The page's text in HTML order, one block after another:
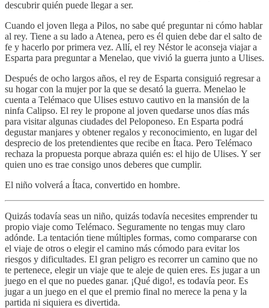
descubrir quién puede llegar a ser.
Cuando el joven llega a Pilos, no sabe qué preguntar ni cómo hablar
al rey. Tiene a su lado a Atenea, pero es él quien debe dar el salto de
fe y hacerlo por primera vez. Allí, el rey Néstor le aconseja viajar a
Esparta para preguntar a Menelao, que vivió la guerra junto a Ulises.
Después de ocho largos años, el rey de Esparta consiguió regresar a
su hogar con la mujer por la que se desató la guerra. Menelao le
cuenta a Telémaco que Ulises estuvo cautivo en la mansión de la
ninfa Calipso. El rey le propone al joven quedarse unos días más
para visitar algunas ciudades del Peloponeso. En Esparta podrá
degustar manjares y obtener regalos y reconocimiento, en lugar del
desprecio de los pretendientes que recibe en Ítaca. Pero Telémaco
rechaza la propuesta porque abraza quién es: el hijo de Ulises. Y ser
quien uno es trae consigo unos deberes que cumplir.
El niño volverá a Ítaca, convertido en hombre.
Quizás todavía seas un niño, quizás todavía necesites emprender tu
propio viaje como Telémaco. Seguramente no tengas muy claro
adónde. La tentación tiene múltiples formas, como compararse con
el viaje de otros o elegir el camino más cómodo para evitar los
riesgos y dificultades. El gran peligro es recorrer un camino que no
te pertenece, elegir un viaje que te aleje de quien eres. Es jugar a un
juego en el que no puedes ganar. ¡Qué digo!, es todavía peor. Es
jugar a un juego en el que el premio final no merece la pena y la
partida ni siquiera es divertida.